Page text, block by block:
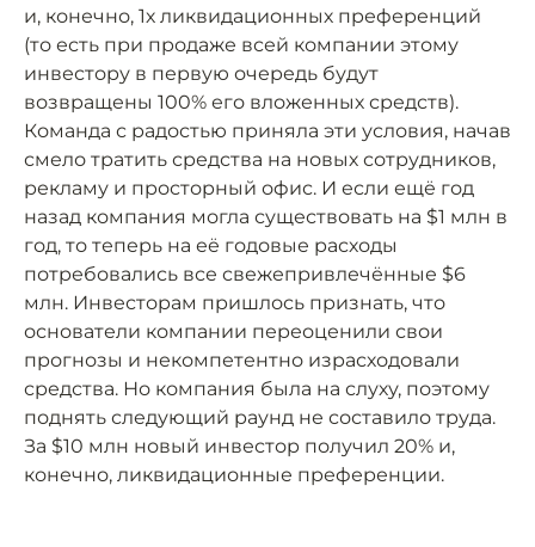
и, конечно, 1х ликвидационных преференций
(то есть при продаже всей компании этому
инвестору в первую очередь будут
возвращены 100% его вложенных средств).
Команда с радостью приняла эти условия, начав
смело тратить средства на новых сотрудников,
рекламу и просторный офис. И если ещё год
назад компания могла существовать на $1 млн в
год, то теперь на её годовые расходы
потребовались все свежепривлечённые $6
млн. Инвесторам пришлось признать, что
основатели компании переоценили свои
прогнозы и некомпетентно израсходовали
средства. Но компания была на слуху, поэтому
поднять следующий раунд не составило труда.
За $10 млн новый инвестор получил 20% и,
конечно, ликвидационные преференции.